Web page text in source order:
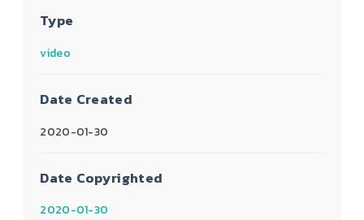
Type
video
Date Created
2020-01-30
Date Copyrighted
2020-01-30